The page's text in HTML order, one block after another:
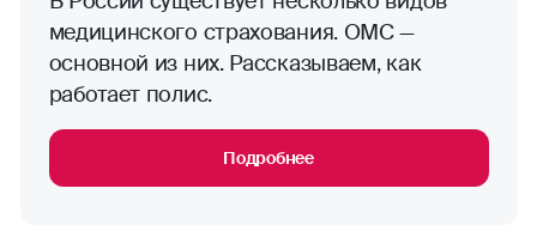
медицинского страхования. ОМС —
основной из них. Рассказываем, как
работает полис.
Подробнее